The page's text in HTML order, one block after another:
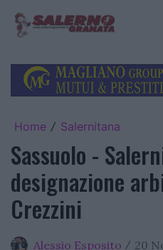
Home / Salernitana
Sassuolo -
designazione
Crezzini
Alessio Esposito / 20